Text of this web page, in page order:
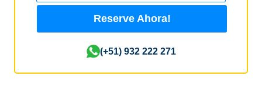
Reserve Ahora!
(+51) 932 222 271